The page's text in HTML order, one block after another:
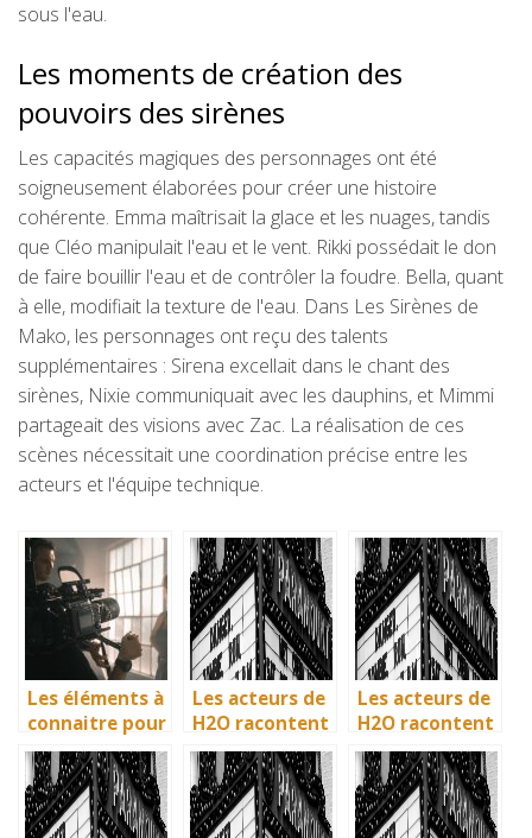
sous l'eau.
Les moments de création des
pouvoirs des sirènes
Les capacités magiques des personnages ont été
soigneusement élaborées pour créer une histoire
cohérente. Emma maîtrisait la glace et les nuages, tandis
que Cléo manipulait l'eau et le vent. Rikki possédait le don
de faire bouillir l'eau et de contrôler la foudre. Bella, quant
à elle, modifiait la texture de l'eau. Dans Les Sirènes de
Mako, les personnages ont reçu des talents
supplémentaires : Sirena excellait dans le chant des
sirènes, Nixie communiquait avec les dauphins, et Mimmi
partageait des visions avec Zac. La réalisation de ces
scènes nécessitait une coordination précise entre les
acteurs et l'équipe technique.
Les éléments à
connaitre pour
devenir
comédien
Les acteurs de
H2O racontent
: comment l’ile
de Mako a pris
vie en
Australie
Les acteurs de
H2O racontent
: comment l’ile
de Mako a pris
vie en
Australie